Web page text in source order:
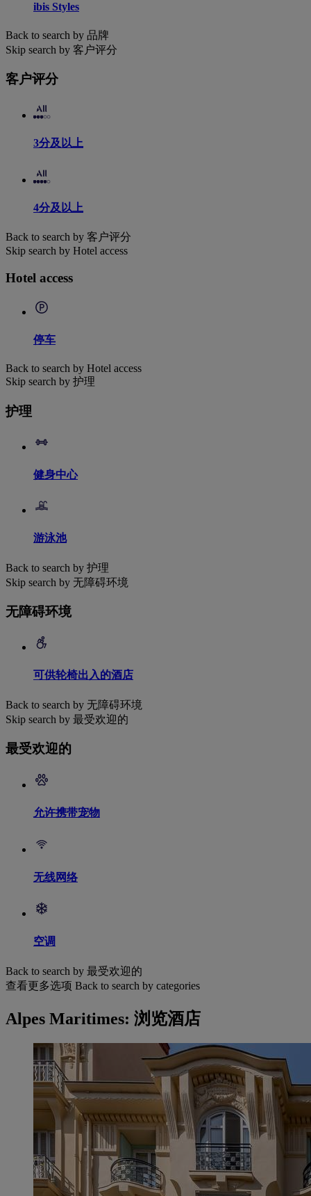
ibis Styles
Back to search by 品牌
Skip search by 客户评分
客户评分
3分及以上
4分及以上
Back to search by 客户评分
Skip search by Hotel access
Hotel access
停车
Back to search by Hotel access
Skip search by 护理
护理
健身中心
游泳池
Back to search by 护理
Skip search by 无障碍环境
无障碍环境
可供轮椅出入的酒店
Back to search by 无障碍环境
Skip search by 最受欢迎的
最受欢迎的
允许携带宠物
无线网络
空调
Back to search by 最受欢迎的
查看更多选项 Back to search by categories
Alpes Maritimes: 浏览酒店